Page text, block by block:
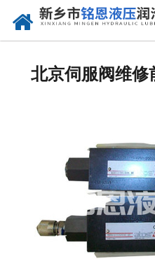
北京伺服阀维修